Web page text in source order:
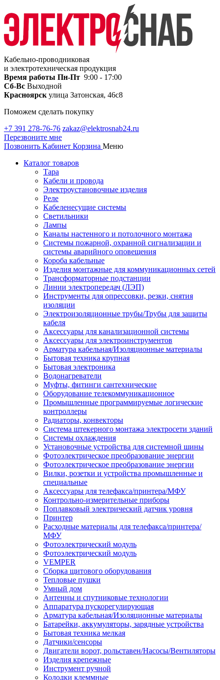
Кабельно-проводниковая
и электротехническая продукция
Время работы Пн-Пт 9:00 - 17:00
Сб-Вс Выходной
Красноярск улица Затонская, 46с8
Поможем сделать покупку
+7 391 278-76-76 zakaz@elektrosnab24.ru
Перезвоните мне
Позвонить Кабинет Корзина Меню
Каталог товаров
Тара
Кабели и провода
Электроустановочные изделия
Реле
Кабеленесущие системы
Светильники
Лампы
Каналы настенного и потолочного монтажа
Системы пожарной, охранной сигнализации и
системы аварийного оповещения
Короба кабельные
Изделия монтажные для коммуникационных сетей
Трансформаторные подстанции
Линии электропередач (ЛЭП)
Инструменты для опрессовки, резки, снятия
изоляции
Электроизоляционные трубы/Трубы для защиты
кабеля
Аксессуары для канализационной системы
Аксессуары для электроинструментов
Арматура кабельная/Изоляционные материалы
Бытовая техника крупная
Бытовая электроника
Водонагреватели
Муфты, фитинги сантехнические
Оборудование телекоммуникационное
Промышленные программируемые логические
контроллеры
Радиаторы, конвекторы
Система штекерного монтажа электросети зданий
Системы охлаждения
Установочные устройства для системной шины
Фотоэлектрическое преобразование энергии
Фотоэлектрическое преобразование энергии
Вилки, розетки и устройства промышленные и
специальные
Аксессуары для телефакса/принтера/МФУ
Контрольно-измерительные приборы
Поплавковый электрический датчик уровня
Принтер
Расходные материалы для телефакса/принтера/
МФУ
Фотоэлектрический модуль
Фотоэлектрический модуль
VEMPER
Сборка щитового оборудования
Тепловые пушки
Умный дом
Антенны и спутниковые технологии
Аппаратура пускорегулирующая
Арматура кабельная/Изоляционные материалы
Батарейки, аккумуляторы, зарядные устройства
Бытовая техника мелкая
Датчики/сенсоры
Двигатели ворот, рольставен/Насосы/Вентиляторы
Изделия крепежные
Инструмент ручной
Колодки клеммные